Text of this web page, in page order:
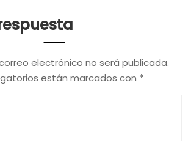
electrónico no será publicada.
están marcados con *